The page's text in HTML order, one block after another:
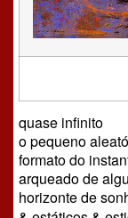
quase infinito
o pequeno
formato do
arqueado de
horizonte de